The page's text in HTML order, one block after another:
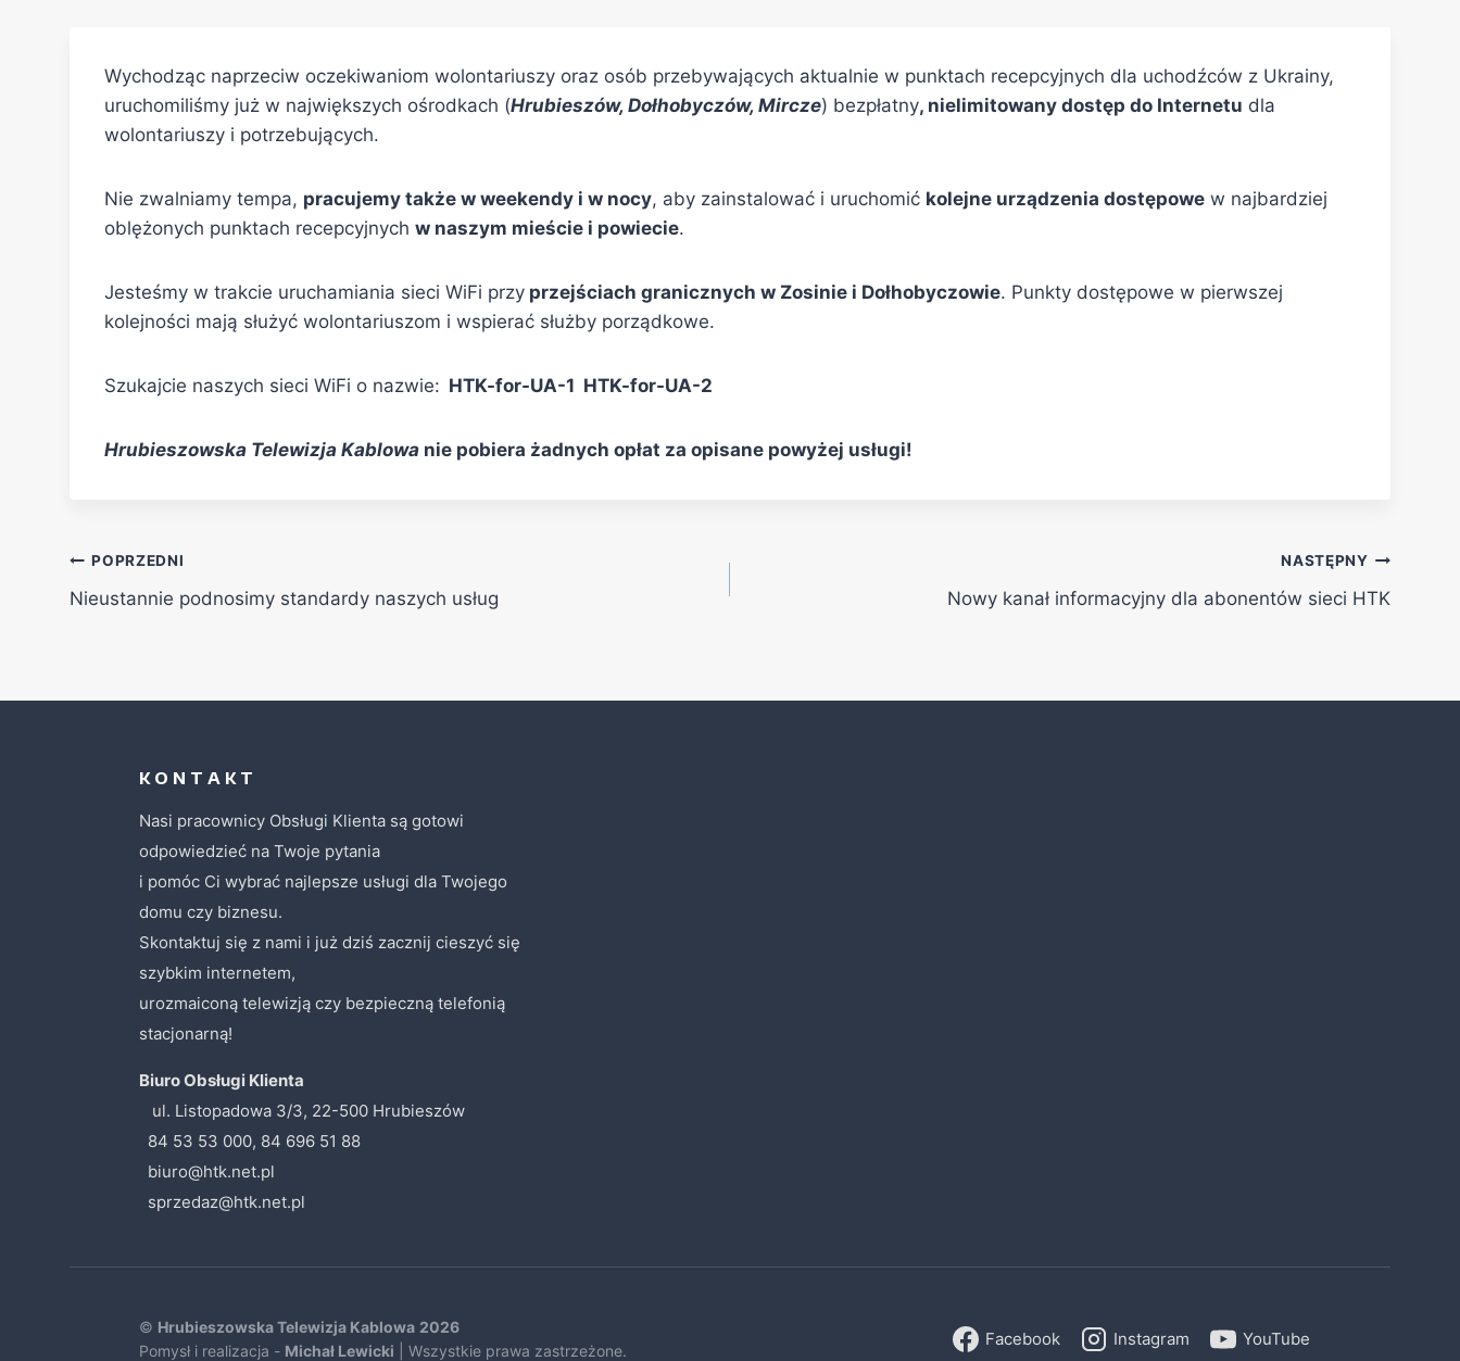
Wychodząc naprzeciw oczekiwaniom wolontariuszy oraz osób przebywających aktualnie w punktach recepcyjnych dla uchodźców z Ukrainy,
uruchomiliśmy już w największych ośrodkach (Hrubieszów, Dołhobyczów, Mircze) bezpłatny, nielimitowany dostęp do Internetu dla
wolontariuszy i potrzebujących.
Nie zwalniamy tempa, pracujemy także w weekendy i w nocy, aby zainstalować i uruchomić kolejne urządzenia dostępowe w najbardziej
oblężonych punktach recepcyjnych w naszym mieście i powiecie.
Jesteśmy w trakcie uruchamiania sieci WiFi przy przejściach granicznych w Zosinie i Dołhobyczowie. Punkty dostępowe w pierwszej
kolejności mają służyć wolontariuszom i wspierać służby porządkowe.
Szukajcie naszych sieci WiFi o nazwie: HTK-for-UA-1 HTK-for-UA-2
Hrubieszowska Telewizja Kablowa nie pobiera żadnych opłat za opisane powyżej usługi!
POPRZEDNI
Nieustannie podnosimy standardy naszych usług
NASTĘPNY
Nowy kanał informacyjny dla abonentów sieci HTK
K O N T A K T
Nasi pracownicy Obsługi Klienta są gotowi
odpowiedzieć na Twoje pytania
i pomóc Ci wybrać najlepsze usługi dla Twojego
domu czy biznesu.
Skontaktuj się z nami i już dziś zacznij cieszyć się
szybkim internetem,
urozmaiconą telewizją czy bezpieczną telefonią
stacjonarną!
Biuro Obsługi Klienta
ul. Listopadowa 3/3, 22-500 Hrubieszów
84 53 53 000, 84 696 51 88
biuro@htk.net.pl
sprzedaz@htk.net.pl
© Hrubieszowska Telewizja Kablowa 2026
Pomysł i realizacja - Michał Lewicki | Wszystkie prawa zastrzeżone.
Facebook Instagram YouTube